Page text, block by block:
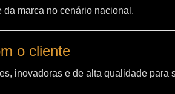
marca no cenário nacional.
o cliente
inovadoras e de alta qualidade